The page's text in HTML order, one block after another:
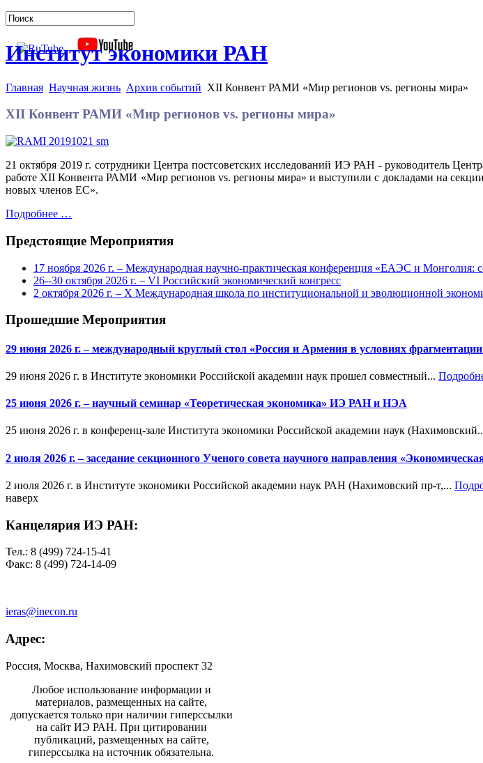
Институт экономики РАН
Главная Научная жизнь Архив событий XII Конвент РАМИ «Мир регионов vs. регионы мира»
XII Конвент РАМИ «Мир регионов vs. регионы мира»
21 октября 2019 г. сотрудники Центра постсоветских исследований ИЭ РАН - руководитель
работе XII Конвента РАМИ «Мир регионов vs. регионы мира» и выступили с докладами на
новых членов ЕС».
Подробнее …
Предстоящие Мероприятия
17 ноября 2026 г. – Международная научно-практическая конференция «ЕАЭС и Монголия:
26--30 октября 2026 г. – VI Российский экономический конгресс
2 октября 2026 г. – X Международная школа по институциональной и эволюционной
Прошедшие Мероприятия
29 июня 2026 г. – международный круглый стол «Россия и Армения в условиях
29 июня 2026 г. в Институте экономики Российской академии наук прошел совместный...
25 июня 2026 г. – научный семинар «Теоретическая экономика» ИЭ РАН и НЭА
25 июня 2026 г. в конференц-зале Института экономики Российской академии наук
2 июля 2026 г. – заседание секционного Ученого совета научного направления
2 июля 2026 г. в Институте экономики Российской академии наук РАН (Нахимовский пр-т,...
наверх
Канцелярия ИЭ РАН:
Тел.: 8 (499) 724-15-41
Факс: 8 (499) 724-14-09
ieras@inecon.ru
Адрес:
Россия, Москва, Нахимовский проспект 32
Любое использование информации и
материалов, размещенных на сайте,
допускается только при наличии гиперссылки
на сайт ИЭ РАН. При цитировании
публикаций, размещенных на сайте,
гиперссылка на источник обязательна.